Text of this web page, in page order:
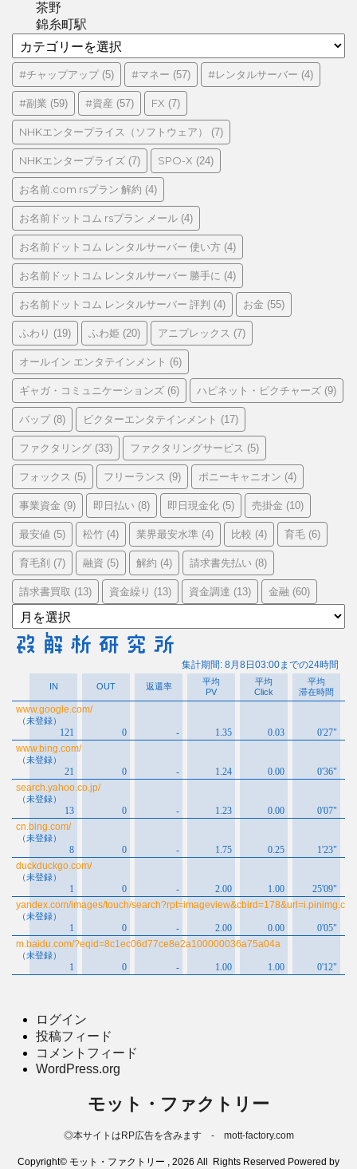
茶野
錦糸町駅
テ
ゴ
リ
ー
#チャップアップ(5) #マネー (57) #レンタルサーバー (4)
#副業 (59) #資産 (57) FX (7)
NHKエンタープライス（ソフトウェア） (7)
NHKエンタープライズ (7) SPO-X (24)
お名前.com rsプラン 解約 (4)
お名前ドットコム rsプラン メール (4)
お名前ドットコム レンタルサーバー 使い方 (4)
お名前ドットコム レンタルサーバー 勝手に (4)
お名前ドットコム レンタルサーバー 評判 (4) お金 (55)
ふわり (19) ふわ姫 (20) アニプレックス (7)
オールイン エンタテインメント (6)
ギャガ・コミュニケーションズ (6) ハピネット・ピクチャーズ (9)
バップ(8) ビクターエンタテインメント (17)
ファクタリング (33) ファクタリングサービス (5)
フォックス (5) フリーランス (9) ポニーキャニオン (4)
事業資金 (9) 即日払い (8) 即日現金化 (5) 売掛金 (10)
最安値 (5) 松竹 (4) 業界最安水準 (4) 比較 (4) 育毛 (6)
育毛剤 (7) 融資 (5) 解約 (4) 請求書先払い (8)
請求書買取 (13) 資金繰り (13) 資金調達 (13) 金融 (60)
ア
ー
カ
ログイン
投稿フィード
コメントフィード
WordPress.org
モット・ファクトリー
◎本サイトはRP広告を含みます - mott-factory.com
Copyright© モット・ファクトリー , 2026 All Rights Reserved Powered by